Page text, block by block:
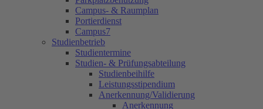
Campus- & Raumplan
Portierdienst
Campus7
Studienbetrieb
Studientermine
Studien- & Prüfungsabteilung
Studienbeihilfe
Leistungsstipendium
Anerkennung/Validierung
Anerkennung